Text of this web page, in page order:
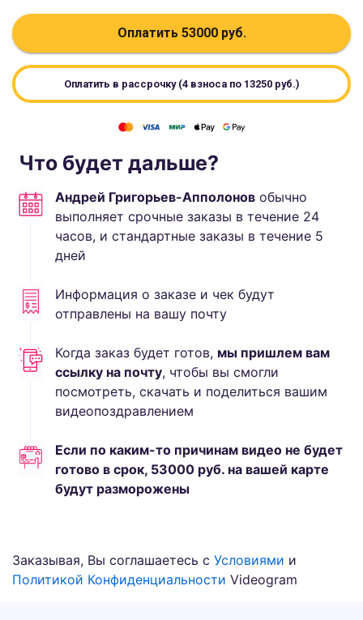
Оплатить 53000руб.
Оплатить в рассрочку (4 взноса по 13250руб.)
Что будет дальше?
Андрей Григорьев-Апполонов обычно
выполняет срочные заказы в течение 24
часов, и стандартные заказы в течение 5
дней
Информация о заказе и чек будут
отправлены на вашу почту
Когда заказ будет готов, мы пришлем вам
ссылку на почту, чтобы вы смогли
посмотреть, скачать и поделиться вашим
видеопоздравлением
Если по каким-то причинам видео не будет
готово в срок, 53000 руб. на вашей карте
будут разморожены
Заказывая, Вы соглашаетесь с Условиями и
Политикой Конфиденциальности Videogram